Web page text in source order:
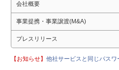
会社概要
事業提携・事業譲渡(M&A)
プレスリリース
【お知らせ】他社サービスと同じパス